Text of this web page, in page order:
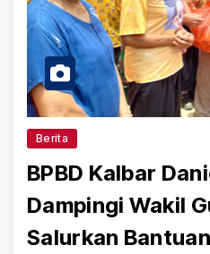
Berita
BPBD Kalbar
Dampingi Wakil
Salurkan